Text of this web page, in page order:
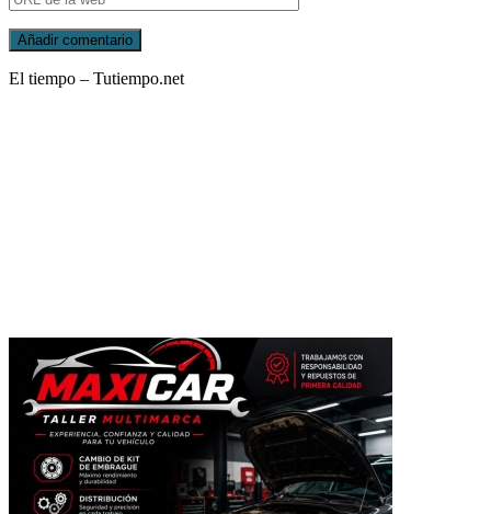
El tiempo – Tutiempo.net